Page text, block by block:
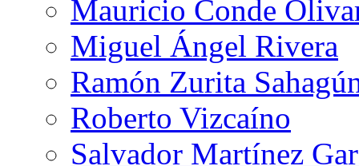
Mauricio Conde
Miguel Ángel Rivera
Ramón Zurita
Roberto Vizcaíno
Salvador Martínez